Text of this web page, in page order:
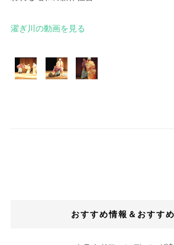
濯ぎ川の動画を見る
おすすめ情報＆おすす